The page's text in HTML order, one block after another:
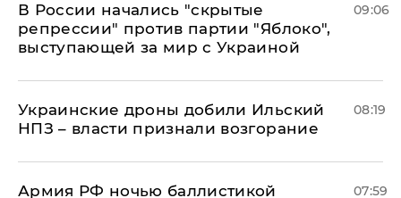
В России начались "скрытые
репрессии" против партии "Яблоко",
выступающей за мир с Украиной
09:06
Украинские дроны добили Ильский
НПЗ – власти признали возгорание
08:19
Армия РФ ночью баллистикой 07:59